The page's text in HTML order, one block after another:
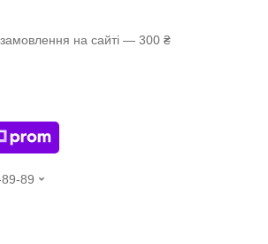
на сайті — 300 ₴
89